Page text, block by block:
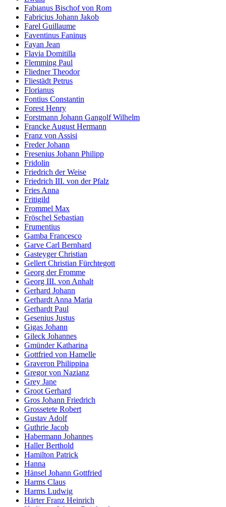
Fabianus Bischof von Rom
Fabricius Johann Jakob
Farel Guillaume
Faventinus Faninus
Fayan Jean
Flavia Domitilla
Flemming Paul
Fliedner Theodor
Fliestädt Petrus
Florianus
Fontius Constantin
Forest Henry
Forstmann Johann Gangolf Wilhelm
Francke August Hermann
Franz von Assisi
Freder Johann
Fresenius Johann Philipp
Fridolin
Friedrich der Weise
Friedrich III. von der Pfalz
Fries Anna
Fritigild
Frommel Max
Fröschel Sebastian
Frumentius
Gamba Francesco
Garve Carl Bernhard
Gasteyger Christian
Gellert Christian Fürchtegott
Georg der Fromme
Georg III. von Anhalt
Gerhard Johann
Gerhardt Anna Maria
Gerhardt Paul
Gesenius Justus
Gigas Johann
Gileck Johannes
Gmünder Katharina
Gottfried von Hamelle
Graveron Philippina
Gregor von Nazianz
Grey Jane
Groot Gerhard
Gros Johann Friedrich
Grossetete Robert
Gustav Adolf
Guthrie Jacob
Habermann Johannes
Haller Berthold
Hamilton Patrick
Hanna
Hänsel Johann Gottfried
Harms Claus
Harms Ludwig
Härter Franz Heinrich